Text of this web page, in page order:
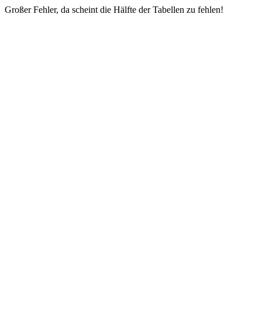
Großer Fehler, da scheint die Hälfte der Tabellen zu fehlen!